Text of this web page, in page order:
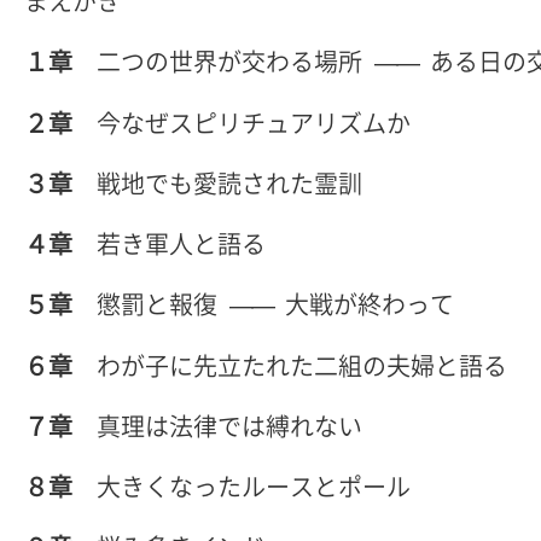
１章
二つの世界が交わる場所 ―― ある日の
２章
今なぜスピリチュアリズムか
３章
戦地でも愛読された霊訓
４章
若き軍人と語る
５章
懲罰と報復 ―― 大戦が終わって
６章
わが子に先立たれた二組の夫婦と語る
７章
真理は法律では縛れない
８章
大きくなったルースとポール